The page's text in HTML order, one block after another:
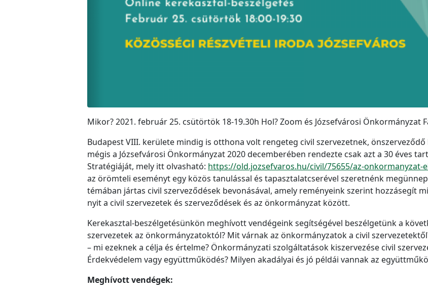
Mikor? 2021. február 25. csütörtök 18-19.30h Hol? Zoom és Józsefvárosi Önkormányzat
Budapest VIII. kerülete mindig is otthona volt rengeteg civil szervezetnek,
mégis a Józsefvárosi Önkormányzat 2020 decemberében rendezte csak azt a 30 éves
Stratégiáját, mely itt olvasható: https://old.jozsefvaros.hu/civil/75655/az-
az örömteli eseményt egy közös tanulással és tapasztalatcserével szeretnénk
témában jártas civil szerveződések bevonásával, amely reményeink szerint hozzásegít
nyit a civil szervezetek és szerveződések és az önkormányzat között.
Kerekasztal-beszélgetésünkön meghívott vendégeink segítségével beszélgetünk a
szervezetek az önkormányzatoktól? Mit várnak az önkormányzatok a civil
– mi ezeknek a célja és értelme? Önkormányzati szolgáltatások kiszervezése civil
Érdekvédelem vagy együttműködés? Milyen akadályai és jó példái vannak az
Meghívott vendégek: